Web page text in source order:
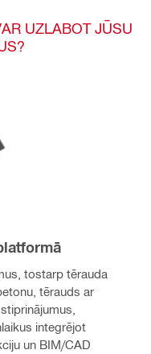
UZLABOT JŪSU
tostarp tērauda
tērauds ar
integrējot
un BIM/CAD